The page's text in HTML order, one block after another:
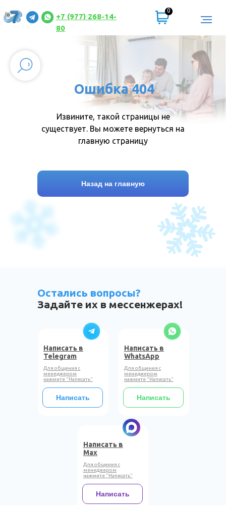
+7 (977) 268-14-
80
0
Ошибка 404
Извините, такой страницы не
существует. Вы можете вернуться на
главную страницу
Назад на главную
Остались вопросы?
Задайте их в мессенжерах!
Написать в
WhatsApp
Для общения с
менеджером
нажмите "Написать"
Написать
Написать в
Max
Для общения с
менеджером
нажмите "Написать"
Написать
Написать в
Telegram
Для общения с
менеджером
нажмите "Написать"
Написать